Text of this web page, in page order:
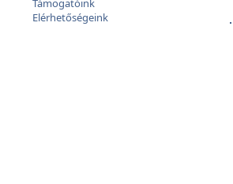
Támogatóink
Elérhetőségeink